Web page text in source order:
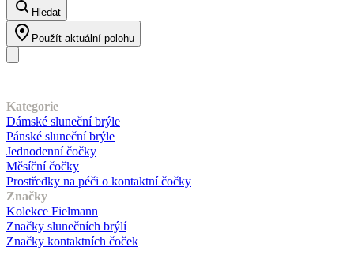
Hledat
Použít aktuální polohu
Kategorie
Dámské sluneční brýle
Pánské sluneční brýle
Jednodenní čočky
Měsíční čočky
Prostředky na péči o kontaktní čočky
Značky
Kolekce Fielmann
Značky slunečních brýlí
Značky kontaktních čoček